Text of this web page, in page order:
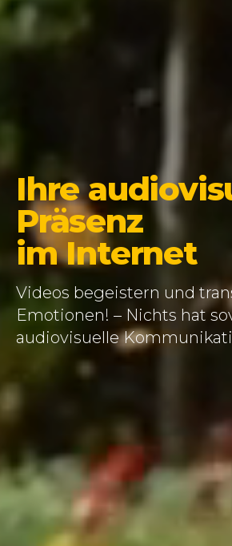
Ihre
Präsenz
im Internet
Videos begeistern und
Emotionen! – Nichts hat
audiovisuelle